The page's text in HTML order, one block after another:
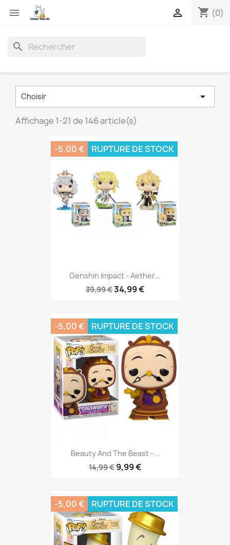
 shopping_cart (0)

search
Choisir 
Affichage 1-21 de 146 article(s)
Genshin Impact - Aether...
39,99 €34,99 €
-5,00 € RUPTURE DE STOCK
Beauty And The Beast -...
14,99 € 9,99 €
-5,00 € RUPTURE DE STOCK
-5,00 € RUPTURE DE STOCK